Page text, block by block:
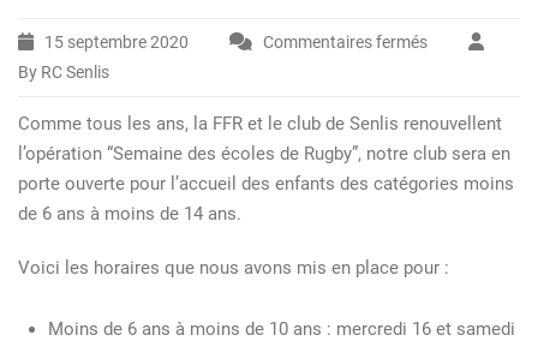
15 septembre 2020 Commentaires ferméssur
By RC Senlis
Comme tous les ans, la FFR et le club de Senlis renouvellent
l’opération “Semaine des écoles de Rugby”, notre club sera en
porte ouverte pour l’accueil des enfants des catégories moins
de 6 ans à moins de 14 ans.
Voici les horaires que nous avons mis en place pour :
Moins de 6 ans à moins de 10 ans : mercredi 16 et samedi